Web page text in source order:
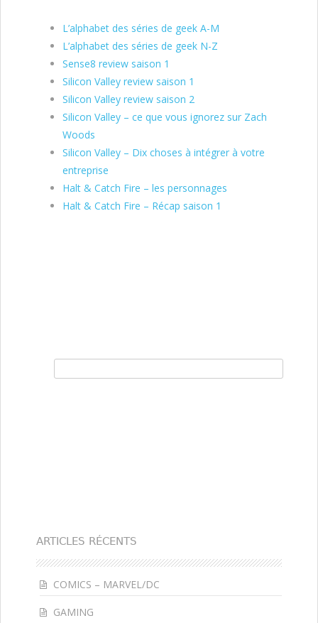
L’alphabet des séries de geek A-M
L’alphabet des séries de geek N-Z
Sense8 review saison 1
Silicon Valley review saison 1
Silicon Valley review saison 2
Silicon Valley – ce que vous ignorez sur Zach
Woods
Silicon Valley – Dix choses à intégrer à votre
entreprise
Halt & Catch Fire – les personnages
Halt & Catch Fire – Récap saison 1
ARTICLES RÉCENTS
COMICS – MARVEL/DC
GAMING